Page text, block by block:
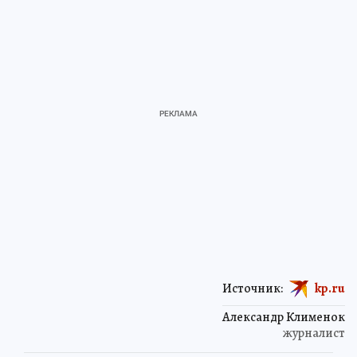
Александр Клименок
журналист
Источник: kp.ru